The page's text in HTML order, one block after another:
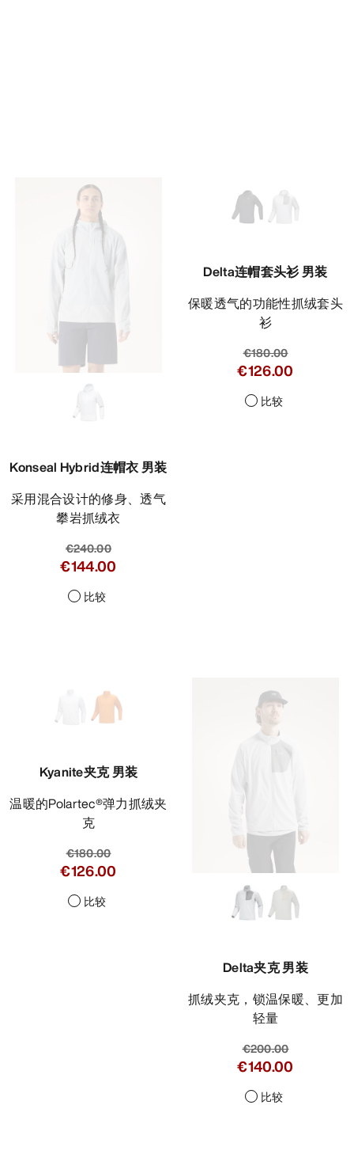
Konseal Hybrid连帽衣 男装
采用混合设计的修身、透气
攀岩抓绒衣
€240.00
€144.00
比较
Delta连帽套头衫 男装
保暖透气的功能性抓绒套头
衫
€180.00
€126.00
比较
Kyanite夹克 男装
温暖的Polartec®弹力抓绒夹
克
€180.00
€126.00
比较
Delta夹克 男装
抓绒夹克，锁温保暖、更加
轻量
€200.00
€140.00
比较